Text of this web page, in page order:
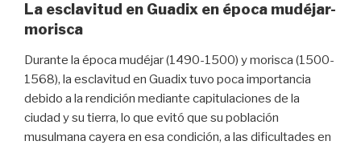
La esclavitud en Guadix en época mudéjar-
morisca
Durante la época mudéjar (1490-1500) y morisca (1500-
1568), la esclavitud en Guadix tuvo poca importancia
debido a la rendición mediante capitulaciones de la
ciudad y su tierra, lo que evitó que su población
musulmana cayera en esa condición, a las dificultades en